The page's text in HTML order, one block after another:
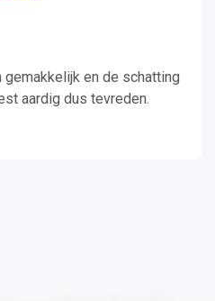
en de schatting
aardig dus tevreden.